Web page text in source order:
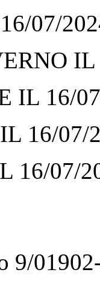
07/
IL 16/
16/07/
16/07/
9/